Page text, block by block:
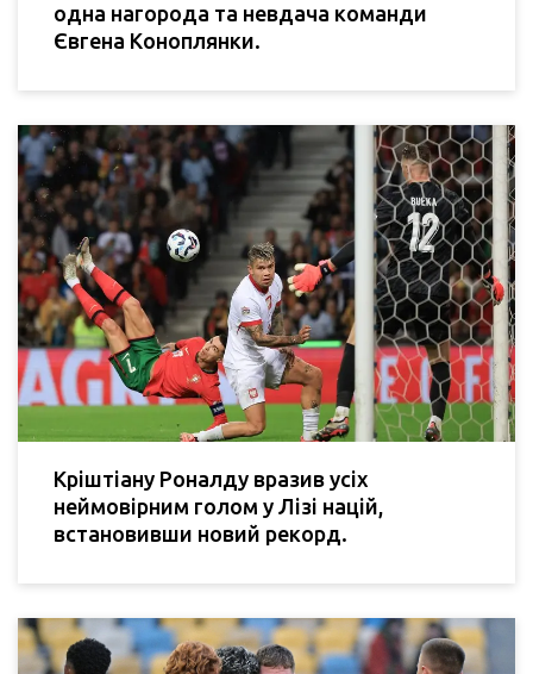
одна нагорода та невдача команди
Євгена Коноплянки.
Кріштіану Роналду вразив усіх
неймовірним голом у Лізі націй,
встановивши новий рекорд.